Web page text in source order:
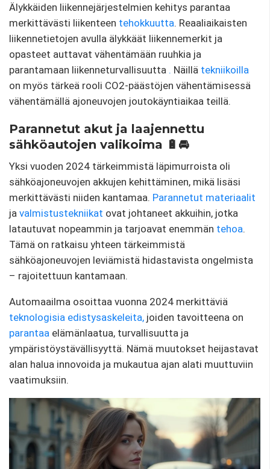
Älykkäiden liikennejärjestelmien kehitys parantaa
merkittävästi liikenteen tehokkuutta. Reaaliaikaisten
liikennetietojen avulla älykkäät liikennemerkit ja
opasteet auttavat vähentämään ruuhkia ja
parantamaan liikenneturvallisuutta . Näillä tekniikoilla
on myös tärkeä rooli CO2-päästöjen vähentämisessä
vähentämällä ajoneuvojen joutokäyntiaikaa teillä.
Parannetut akut ja laajennettu
sähköautojen valikoima 🔋🚘
Yksi vuoden 2024 tärkeimmistä läpimurroista oli
sähköajoneuvojen akkujen kehittäminen, mikä lisäsi
merkittävästi niiden kantamaa. Parannetut materiaalit
ja valmistustekniikat ovat johtaneet akkuihin, jotka
latautuvat nopeammin ja tarjoavat enemmän tehoa.
Tämä on ratkaisu yhteen tärkeimmistä
sähköajoneuvojen leviämistä hidastavista ongelmista
– rajoitettuun kantamaan.
Automaailma osoittaa vuonna 2024 merkittäviä
teknologisia edistysaskeleita, joiden tavoitteena on
parantaa elämänlaatua, turvallisuutta ja
ympäristöystävällisyyttä. Nämä muutokset heijastavat
alan halua innovoida ja mukautua ajan alati muuttuviin
vaatimuksiin.